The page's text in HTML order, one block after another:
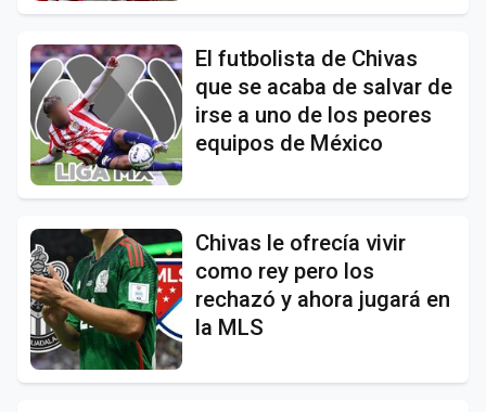
El futbolista de Chivas
que se acaba de salvar de
irse a uno de los peores
equipos de México
Chivas le ofrecía vivir
como rey pero los
rechazó y ahora jugará en
la MLS